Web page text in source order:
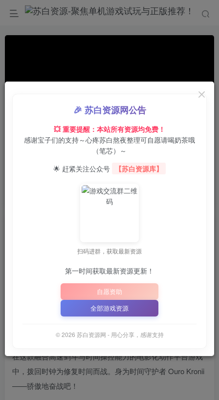
0:00/00:46 speed
电脑游戏 动作冒险 正文
下载地址空文件为 正在上传中 ，请稍后再查看 ~
WWW.XDGAME.COM
在这款融合高速剑斗与时间操控能力的电影化动作平台游戏
中，拨回时钟为修复时间而战。身为时间守护者 Ouro Kronii
——骄傲地奋战吧！
🎉 苏白资源网公告
💥 重要提醒：本站所有资源均免费！
感谢宝子们的支持～心疼苏白熬夜整理可自愿请喝奶茶哦
（笔芯）～
🌟 赶紧关注公众号
【苏白资源库】
扫码进群，获取最新资源
第一时间获取最新资源更新！
自愿资助
全部游戏资源
© 2026 苏白资源网 - 用心分享，感谢支持